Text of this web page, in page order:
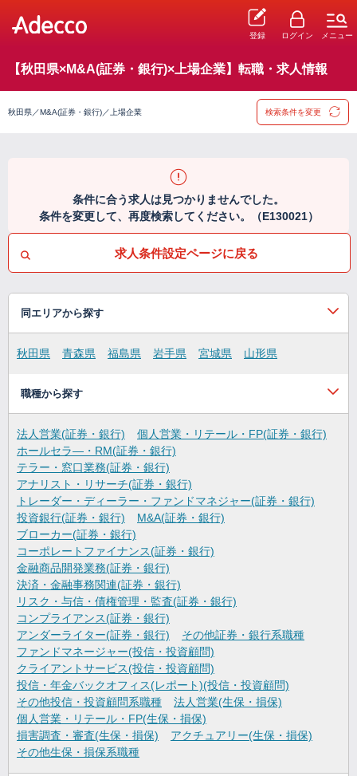
登録 ログイン メニュー
【秋田県×M&A(証券・銀行)×上場企業】転職・求人情報
秋田県／M&A(証券・銀行)／上場企業 検索条件を変更
条件に合う求人は見つかりませんでした。
条件を変更して、再度検索してください。（E130021）
求人条件設定ページに戻る
同エリアから探す
秋田県 青森県 福島県 岩手県 宮城県 山形県
職種から探す
法人営業(証券・銀行)
個人営業・リテール・FP(証券・銀行)
ホールセラ―・RM(証券・銀行)
テラー・窓口業務(証券・銀行)
アナリスト・リサーチ(証券・銀行)
トレーダー・ディーラー・ファンドマネジャー(証券・銀行)
投資銀行(証券・銀行)
M&A(証券・銀行)
ブローカー(証券・銀行)
コーポレートファイナンス(証券・銀行)
金融商品開発業務(証券・銀行)
決済・金融事務関連(証券・銀行)
リスク・与信・債権管理・監査(証券・銀行)
コンプライアンス(証券・銀行)
アンダーライター(証券・銀行)
その他証券・銀行系職種
ファンドマネージャー(投信・投資顧問)
クライアントサービス(投信・投資顧問)
投信・年金バックオフィス(レポート)(投信・投資顧問)
その他投信・投資顧問系職種
法人営業(生保・損保)
個人営業・リテール・FP(生保・損保)
損害調査・審査(生保・損保)
アクチュアリー(生保・損保)
その他生保・損保系職種